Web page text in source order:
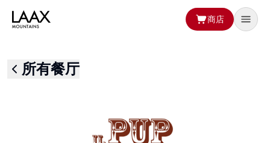
商店
所有餐厅